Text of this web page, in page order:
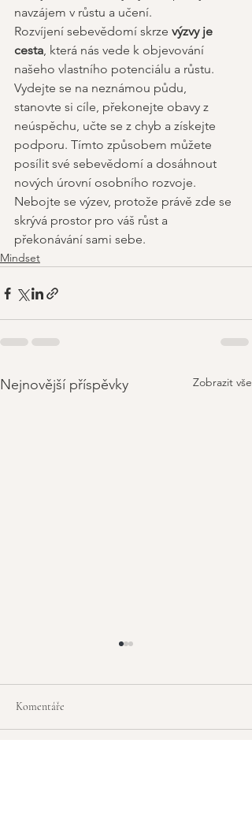
navzájem v růstu a učení.
Rozvíjení sebevědomí skrze výzvy je
cesta, která nás vede k objevování
našeho vlastního potenciálu a růstu.
Vydejte se na neznámou půdu,
stanovte si cíle, překonejte obavy z
neúspěchu, učte se z chyb a získejte
podporu. Tímto způsobem můžete
posílit své sebevědomí a dosáhnout
nových úrovní osobního rozvoje.
Nebojte se výzev, protože právě zde se
skrývá prostor pro váš růst a
překonávání sami sebe.
Mindset
Nejnovější příspěvky Zobrazit vše
Komentáře